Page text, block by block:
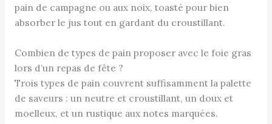
pain de campagne ou aux noix, toasté pour bien
absorber le jus tout en gardant du croustillant.
Combien de types de pain proposer avec le foie gras
lors d’un repas de fête ?
Trois types de pain couvrent suffisamment la palette
de saveurs : un neutre et croustillant, un doux et
moelleux, et un rustique aux notes marquées.